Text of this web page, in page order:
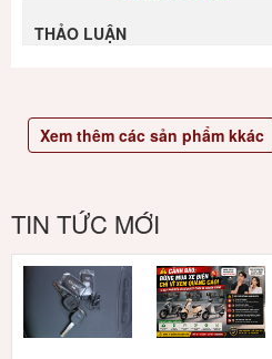
THẢO LUẬN
Xem thêm các sản phẩm kkác
TIN TỨC MỚI